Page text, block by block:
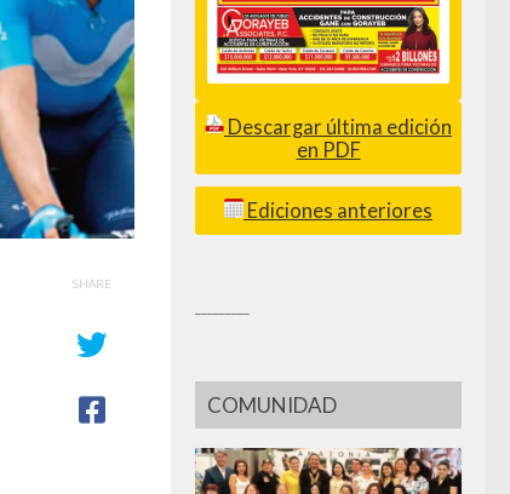
SHARE
Descargar última edición
en PDF
Ediciones anteriores
COMUNIDAD